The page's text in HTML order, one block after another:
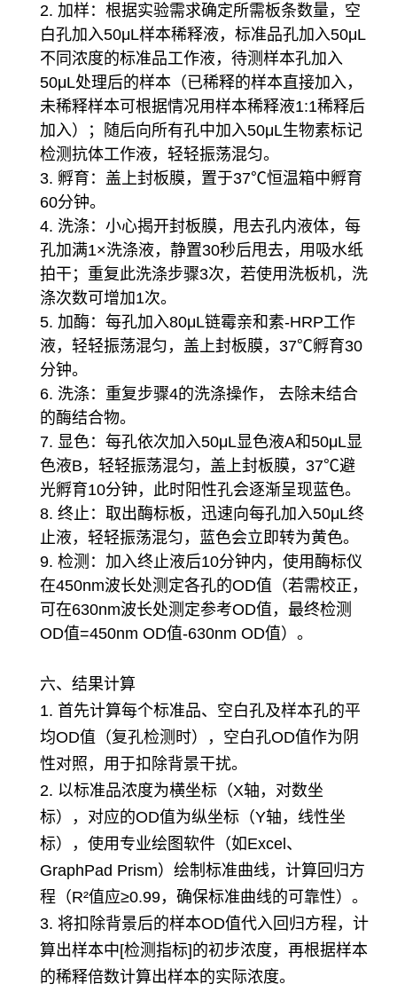
2. 加样：根据实验需求确定所需板条数量，空
白孔加入50μL样本稀释液，标准品孔加入50μL
不同浓度的标准品工作液，待测样本孔加入
50μL处理后的样本（已稀释的样本直接加入，
未稀释样本可根据情况用样本稀释液1:1稀释后
加入）；随后向所有孔中加入50μL生物素标记
检测抗体工作液，轻轻振荡混匀。
3. 孵育：盖上封板膜，置于37℃恒温箱中孵育
60分钟。
4. 洗涤：小心揭开封板膜，甩去孔内液体，每
孔加满1×洗涤液，静置30秒后甩去，用吸水纸
拍干；重复此洗涤步骤3次，若使用洗板机，洗
涤次数可增加1次。
5. 加酶：每孔加入80μL链霉亲和素-HRP工作
液，轻轻振荡混匀，盖上封板膜，37℃孵育30
分钟。
6. 洗涤：重复步骤4的洗涤操作， 去除未结合
的酶结合物。
7. 显色：每孔依次加入50μL显色液A和50μL显
色液B，轻轻振荡混匀，盖上封板膜，37℃避
光孵育10分钟，此时阳性孔会逐渐呈现蓝色。
8. 终止：取出酶标板，迅速向每孔加入50μL终
止液，轻轻振荡混匀，蓝色会立即转为黄色。
9. 检测：加入终止液后10分钟内，使用酶标仪
在450nm波长处测定各孔的OD值（若需校正，
可在630nm波长处测定参考OD值，最终检测
OD值=450nm OD值-630nm OD值）。
六、结果计算
1. 首先计算每个标准品、空白孔及样本孔的平
均OD值（复孔检测时），空白孔OD值作为阴
性对照，用于扣除背景干扰。
2. 以标准品浓度为横坐标（X轴，对数坐
标），对应的OD值为纵坐标（Y轴，线性坐
标），使用专业绘图软件（如Excel、
GraphPad Prism）绘制标准曲线，计算回归方
程（R²值应≥0.99，确保标准曲线的可靠性）。
3. 将扣除背景后的样本OD值代入回归方程，计
算出样本中[检测指标]的初步浓度，再根据样本
的稀释倍数计算出样本的实际浓度。